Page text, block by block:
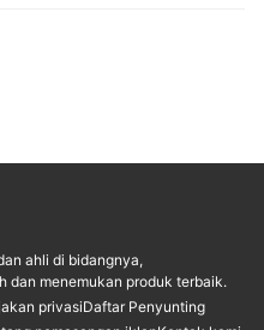
ahli di bidangnya,
dan menemukan produk terbaik.
privasiDaftar Penyunting